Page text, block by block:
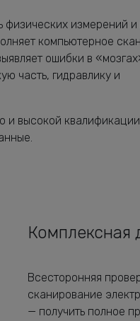
физических измерений
компьютерное
ошибки в
часть, гидравлику и
и высокой
Комплексная
Всесторонняя
сканирование
— получить полное